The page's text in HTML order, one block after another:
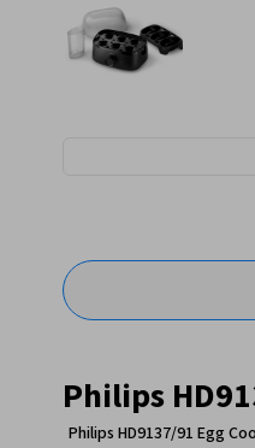
Philips
Philips HD9137/91 Egg